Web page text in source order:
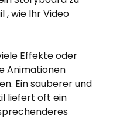
, wie Ihr Video
Effekte oder
Animationen
Ein sauberer und
liefert oft ein